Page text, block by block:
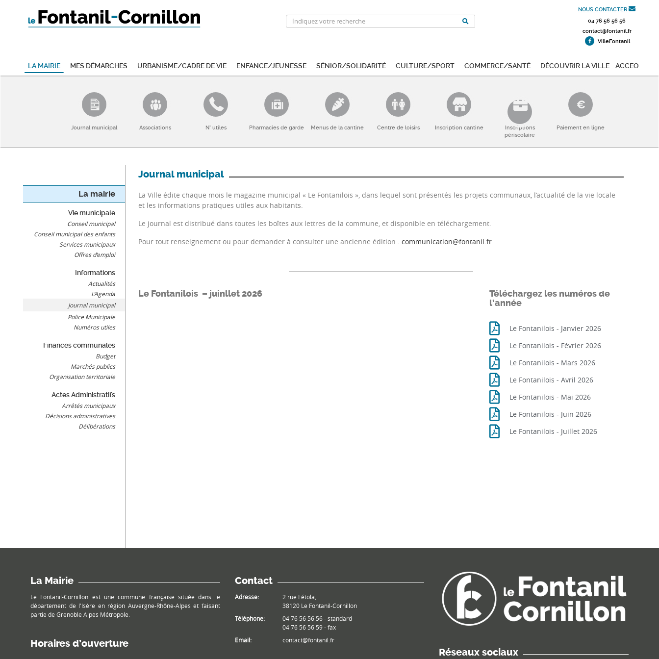
NOUS CONTACTER
04 76 56 56 56
contact@fontanil.fr
VilleFontanil
La mairie Mes démarches Urbanisme/Cadre de vie Enfance/Jeunesse Sénior/Solidarité Culture/Sport Commerce/Santé Découvrir la ville ACCEO
Journal municipal Associations N° utiles Pharmacies de garde Menus de la cantine Centre de loisirs Inscription cantine
Inscriptions
périscolaire
Paiement en ligne
La mairie
Vie municipale
Conseil municipal
Conseil municipal des enfants
Services municipaux
Offres d’emploi
Informations
Actualités
L’Agenda
Journal municipal
Police Municipale
Numéros utiles
Finances communales
Budget
Marchés publics
Organisation territoriale
Actes Administratifs
Arrêtés municipaux
Décisions administratives
Délibérations
Journal municipal
La Ville édite chaque mois le magazine municipal « Le Fontanilois », dans lequel sont présentés les projets communaux, l’actualité de la vie locale
et les informations pratiques utiles aux habitants.
Le journal est distribué dans toutes les boîtes aux lettres de la commune, et disponible en téléchargement.
Pour tout renseignement ou pour demander à consulter une ancienne édition :communication@fontanil.fr
Le Fontanilois – juinllet 2026
Téléchargez les numéros de
l’année
Le Fontanilois - Janvier 2026
Le Fontanilois - Février 2026
Le Fontanilois - Mars 2026
Le Fontanilois - Avril 2026
Le Fontanilois - Mai 2026
Le Fontanilois - Juin 2026
Le Fontanilois - Juillet 2026
La Mairie
Le Fontanil-Cornillon est une commune française située dans le
département de l'Isère en région Auvergne-Rhône-Alpes et faisant
partie de Grenoble Alpes Métropole.
Horaires d’ouverture
Contact
Adresse:
2 rue Fétola,
38120 Le Fontanil-Cornillon
Téléphone:
04 76 56 56 56 - standard
04 76 56 56 59 - fax
Email:
contact@fontanil.fr
Réseaux sociaux